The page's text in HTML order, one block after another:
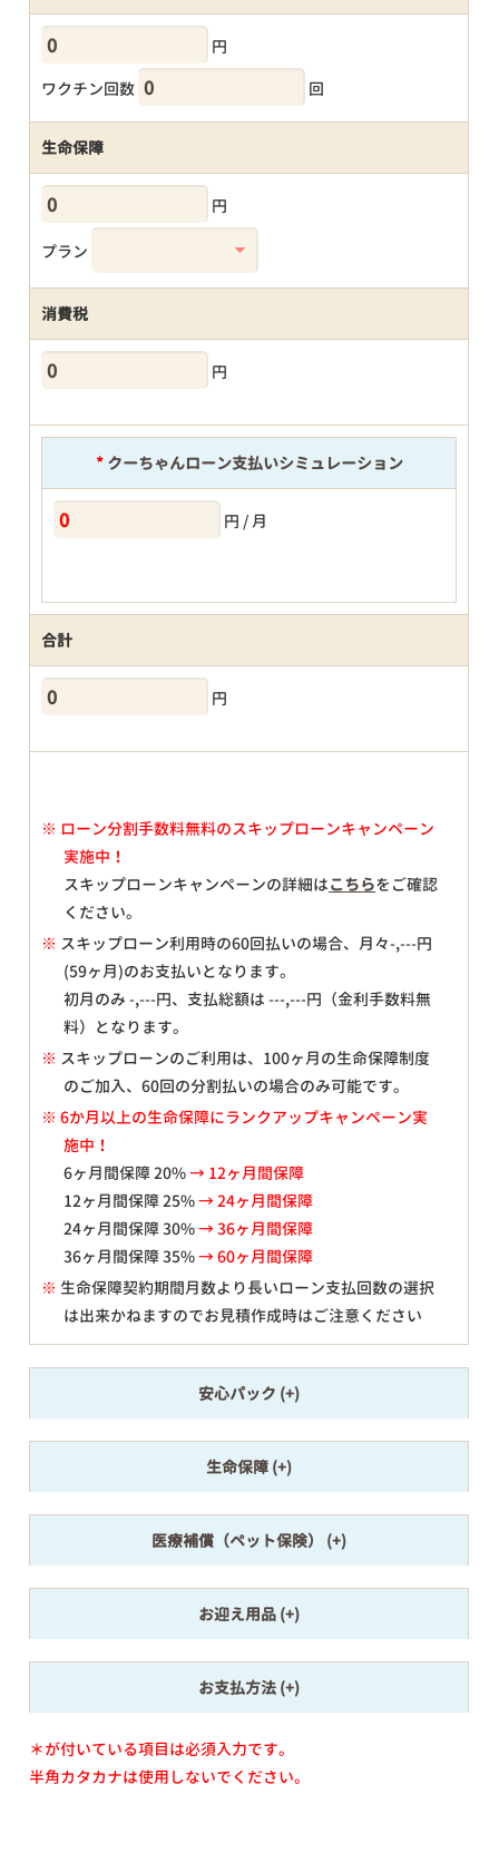
円
ワクチン回数
回
生命保障
円
プラン
消費税
円
*クーちゃんローン支払いシミュレーション
円 / 月
合計
円
※ ローン分割手数料無料のスキップローンキャンペーン
実施中！
スキップローンキャンペーンの詳細はこちらをご確認
ください。
※ スキップローン利用時の60回払いの場合、月々-,---円
(59ヶ月)のお支払いとなります。
初月のみ-,---円、支払総額は---,---円（金利手数料無
料）となります。
※ スキップローンのご利用は、100ヶ月の生命保障制度
のご加入、60回の分割払いの場合のみ可能です。
※ 6か月以上の生命保障にランクアップキャンペーン実
施中！
6ヶ月間保障 20%→ 12ヶ月間保障
12ヶ月間保障 25%→ 24ヶ月間保障
24ヶ月間保障 30%→ 36ヶ月間保障
36ヶ月間保障 35%→ 60ヶ月間保障
※ 生命保障契約期間月数より長いローン支払回数の選択
は出来かねますのでお見積作成時はご注意ください
安心パック
生命保障
医療補償（ペット保険）
お迎え用品
お支払方法
＊が付いている項目は必須入力です。
半角カタカナは使用しないでください。